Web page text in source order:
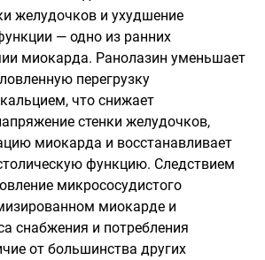
желудочков и ухудшение
— одно из ранних
миокарда. Ранолазин уменьшает
перегрузку
что снижает
стенки желудочков,
миокарда и восстанавливает
функцию. Следствием
микрососудистого
миокарде и
снабжения и потребления
от большинства других